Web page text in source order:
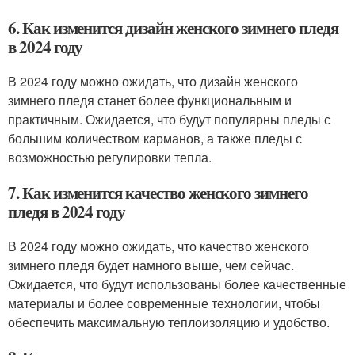
6. Как изменится дизайн женского зимнего пледя
в 2024 году
В 2024 году можно ожидать, что дизайн женского
зимнего пледя станет более функциональным и
практичным. Ожидается, что будут популярны пледы с
большим количеством карманов, а также пледы с
возможностью регулировки тепла.
7. Как изменится качество женского зимнего
пледя в 2024 году
В 2024 году можно ожидать, что качество женского
зимнего пледя будет намного выше, чем сейчас.
Ожидается, что будут использованы более качественные
материалы и более современные технологии, чтобы
обеспечить максимальную теплоизоляцию и удобство.